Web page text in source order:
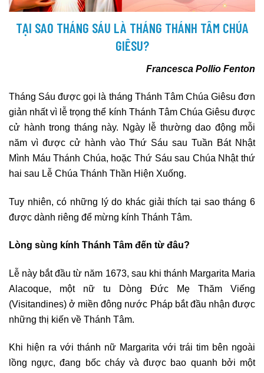
TẠI SAO THÁNG SÁU LÀ THÁNG THÁNH TÂM CHÚA
GIÊSU?
Francesca Pollio Fenton
Tháng Sáu được gọi là tháng Thánh Tâm Chúa Giêsu đơn
giản nhất vì lễ trọng thể kính Thánh Tâm Chúa Giêsu được
cử hành trong tháng này. Ngày lễ thường dao động mỗi
năm vì được cử hành vào Thứ Sáu sau Tuần Bát Nhật
Mình Máu Thánh Chúa, hoặc Thứ Sáu sau Chúa Nhật thứ
hai sau Lễ Chúa Thánh Thần Hiện Xuống.
Tuy nhiên, có những lý do khác giải thích tại sao tháng 6
được dành riêng để mừng kính Thánh Tâm.
Lòng sùng kính Thánh Tâm đến từ đâu?
Lễ này bắt đầu từ năm 1673, sau khi thánh Margarita Maria
Alacoque, một nữ tu Dòng Đức Mẹ Thăm Viếng
(Visitandines) ở miền đông nước Pháp bắt đầu nhận được
những thị kiến về Thánh Tâm.
Khi hiện ra với thánh nữ Margarita với trái tim bên ngoài
lồng ngực, đang bốc cháy và được bao quanh bởi một